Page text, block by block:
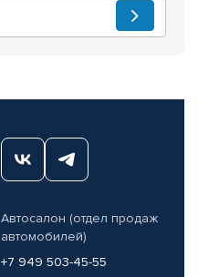
Автосалон (отдел продаж
автомобилей)
+7 949 503-45-55